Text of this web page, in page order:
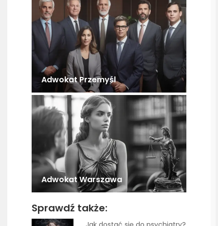
Adwokat Przemyśl
Adwokat Warszawa
Sprawdź także: